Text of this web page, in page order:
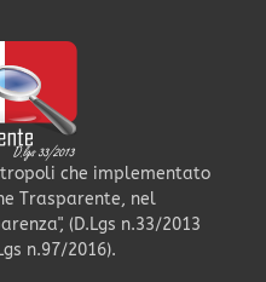
che implementato
Trasparente, nel
(D.Lgs n.33/2013
n.97/2016).